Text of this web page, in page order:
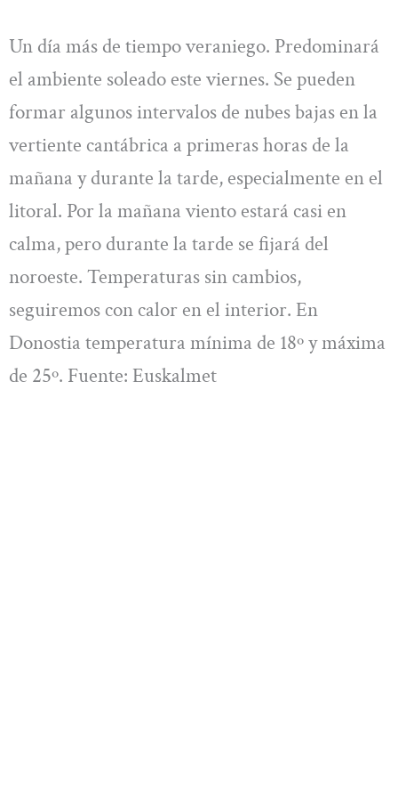
Un día más de tiempo veraniego. Predominará
el ambiente soleado este viernes. Se pueden
formar algunos intervalos de nubes bajas en la
vertiente cantábrica a primeras horas de la
mañana y durante la tarde, especialmente en el
litoral. Por la mañana viento estará casi en
calma, pero durante la tarde se fijará del
noroeste. Temperaturas sin cambios,
seguiremos con calor en el interior. En
Donostia temperatura mínima de 18º y máxima
de 25º. Fuente: Euskalmet